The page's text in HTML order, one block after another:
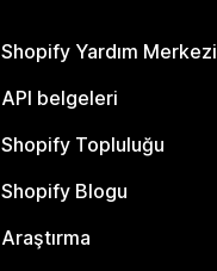
Shopify Yardım Merkezi
API belgeleri
Shopify Topluluğu
Shopify Blogu
Araştırma